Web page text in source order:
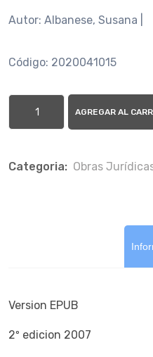
Autor: Albanese, Susana |
Código: 2020041015
AGREGAR AL
Categoria: Obras
Version EPUB
2º edicion 2007